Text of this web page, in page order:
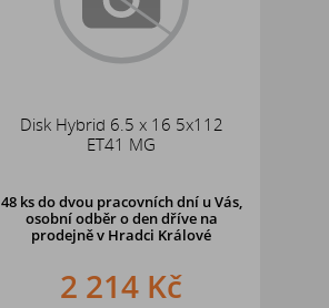
Disk Hybrid 6.5 x 16 5x112
ET41 MG
48 ks do dvou pracovních dní u Vás,
osobní odběr o den dřívena
prodejně v Hradci Králové
2 214 Kč